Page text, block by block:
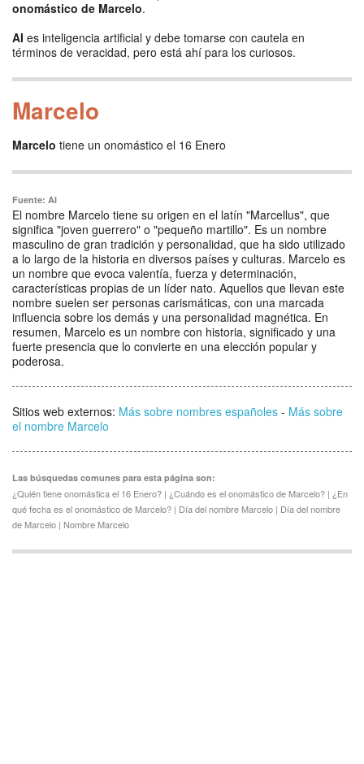
onomástico de Marcelo.
AI es inteligencia artificial y debe tomarse con cautela en
términos de veracidad, pero está ahí para los curiosos.
Marcelo
Marcelo tiene un onomástico el 16 Enero
Fuente: AI
El nombre Marcelo tiene su origen en el latín "Marcellus", que
significa "joven guerrero" o "pequeño martillo". Es un nombre
masculino de gran tradición y personalidad, que ha sido utilizado
a lo largo de la historia en diversos países y culturas. Marcelo es
un nombre que evoca valentía, fuerza y determinación,
características propias de un líder nato. Aquellos que llevan este
nombre suelen ser personas carismáticas, con una marcada
influencia sobre los demás y una personalidad magnética. En
resumen, Marcelo es un nombre con historia, significado y una
fuerte presencia que lo convierte en una elección popular y
poderosa.
Sitios web externos: Más sobre nombres españoles - Más sobre
el nombre Marcelo
Las búsquedas comunes para esta página son:
¿Quién tiene onomástica el 16 Enero? | ¿Cuándo es el onomástico de Marcelo? | ¿En
qué fecha es el onomástico de Marcelo? | Día del nombre Marcelo | Día del nombre
de Marcelo | Nombre Marcelo